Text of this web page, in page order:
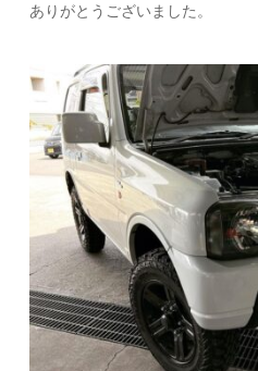
ありがとうございました。